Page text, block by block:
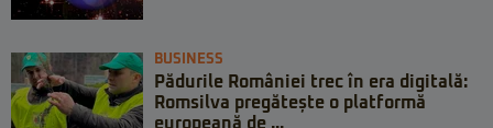
BUSINESS
Pădurile României trec în era digitală:
Romsilva pregătește o platformă
europeană de ...